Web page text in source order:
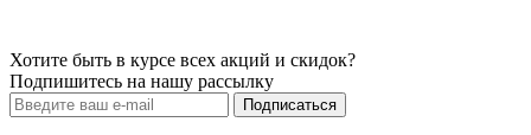
Хотите быть в курсе всех акций и скидок?
Подпишитесь на нашу рассылку
Подписаться